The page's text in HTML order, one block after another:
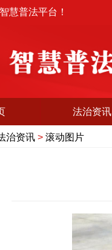
慧普法平台！
法治资讯
治资讯 > 滚动图片